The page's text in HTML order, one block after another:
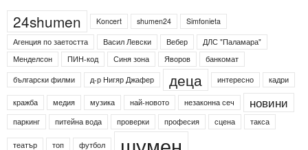
24shumen Koncert shumen24
Simfonieta
Агенция по заетостта
Васил Левски Вебер
ДЛС "Паламара"
Менделсон
ПИН-код Синя зона Яворов
банкомат
български филми
д-р Нигяр Джафер деца интересно кадри
кражба медия музика най-новото незаконна сеч новини
паркинг питейна вода проверки професия сцена такса
театър топ футбол